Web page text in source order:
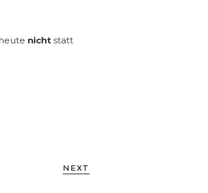
nicht statt
NEXT